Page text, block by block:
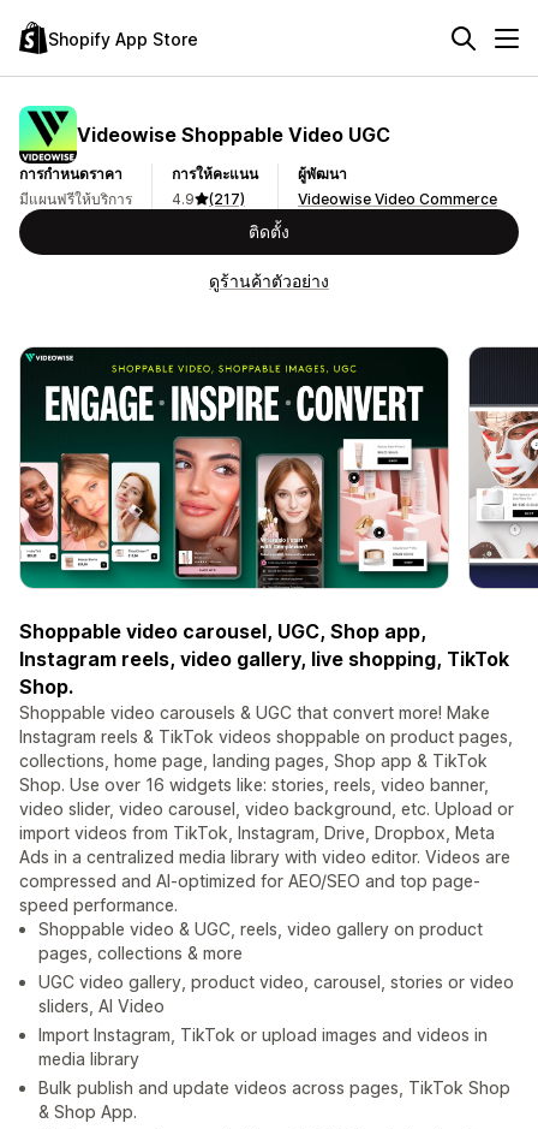
Shopify App Store
Videowise Shoppable Video UGC
การกำหนดราคา
มีแผนฟรีให้บริการ
การให้คะแนน
4.9
(217)
ผู้พัฒนา
Videowise Video Commerce
ติดตั้ง
ดูร้านค้าตัวอย่าง
Shoppable video carousel, UGC, Shop app,
Instagram reels, video gallery, live shopping, TikTok
Shop.
Shoppable video carousels & UGC that convert more! Make
Instagram reels & TikTok videos shoppable on product pages,
collections, home page, landing pages, Shop app & TikTok
Shop. Use over 16 widgets like: stories, reels, video banner,
video slider, video carousel, video background, etc. Upload or
import videos from TikTok, Instagram, Drive, Dropbox, Meta
Ads in a centralized media library with video editor. Videos are
compressed and AI-optimized for AEO/SEO and top page-
speed performance.
Shoppable video & UGC, reels, video gallery on product
pages, collections & more
UGC video gallery, product video, carousel, stories or video
sliders, AI Video
Import Instagram, TikTok or upload images and videos in
media library
Bulk publish and update videos across pages, TikTok Shop
& Shop App.